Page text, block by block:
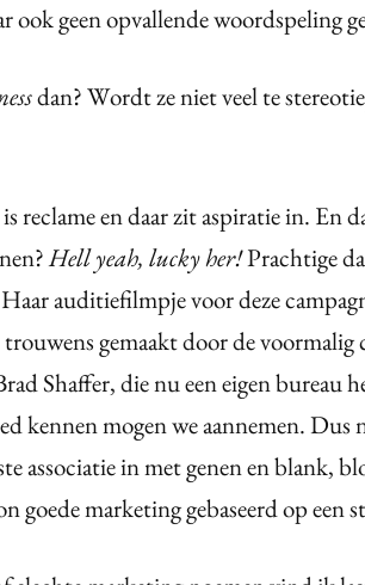
ook geen opvallende woordspeling
dan? Wordt ze niet veel te
reclame en daar zit aspiratie in. En
Hell yeah, lucky her!Prachtige
auditiefilmpje voor deze
trouwens gemaakt door de
Shaffer, die nu een eigen bureau
kennen mogen we aannemen. Dus
associatie in met genen en blank,
goede marketing gebaseerd op een